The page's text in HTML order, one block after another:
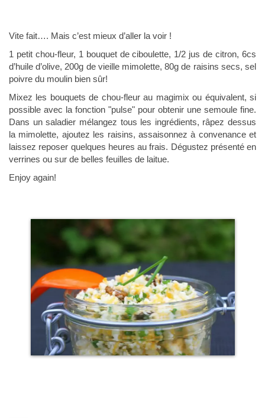
Vite fait…. Mais c’est mieux d’aller la voir !
1 petit chou-fleur, 1 bouquet de ciboulette, 1/2 jus de citron, 6cs
d’huile d’olive, 200g de vieille mimolette, 80g de raisins secs, sel
poivre du moulin bien sûr!
Mixez les bouquets de chou-fleur au magimix ou équivalent, si
possible avec la fonction "pulse" pour obtenir une semoule fine.
Dans un saladier mélangez tous les ingrédients, râpez dessus
la mimolette, ajoutez les raisins, assaisonnez à convenance et
laissez reposer quelques heures au frais. Dégustez présenté en
verrines ou sur de belles feuilles de laitue.
Enjoy again!